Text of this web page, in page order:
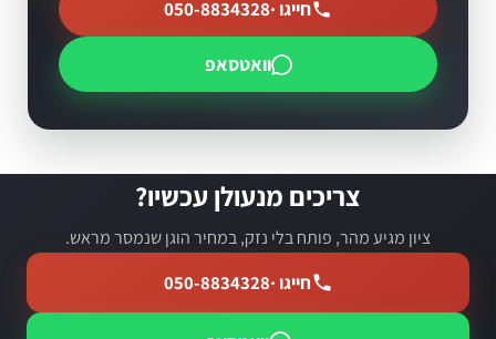
חייגו ·050-8834328
וואטסאפ
צריכים מנעולן עכשיו?
ציון מגיע מהר, פותח בלי נזק, במחיר הוגן שנמסר מראש.
חייגו ·050-8834328